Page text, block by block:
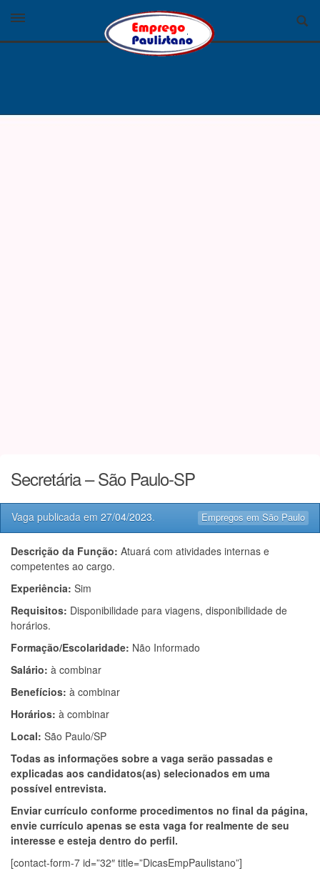
Secretária – São Paulo-SP
Empregos em São Paulo
Vaga publicada em 27/04/2023.
Descrição da Função: Atuará com atividades internas e
competentes ao cargo.
Experiência: Sim
Requisitos: Disponibilidade para viagens, disponibilidade de
horários.
Formação/Escolaridade: Não Informado
Salário: à combinar
Benefícios: à combinar
Horários: à combinar
Local: São Paulo/SP
Todas as informações sobre a vaga serão passadas e
explicadas aos candidatos(as) selecionados em uma
possível entrevista.
Enviar currículo conforme procedimentos no final da página,
envie currículo apenas se esta vaga for realmente de seu
interesse e esteja dentro do perfil.
[contact-form-7 id=”32″ title=”DicasEmpPaulistano”]